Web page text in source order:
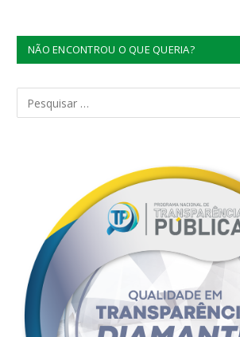
NÃO ENCONTROU O QUE QUERIA?